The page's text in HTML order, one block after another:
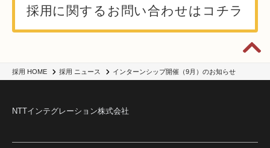
採用 HOME 採用 ニュース インターンシップ開催（9月）のお知らせ
採用に関するお問い合わせはコチラ
NTTインテグレーション株式会社